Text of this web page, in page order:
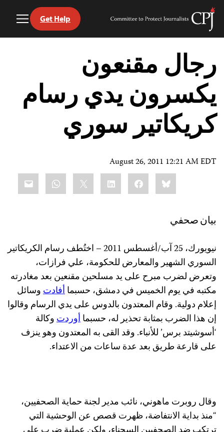
Skip
content
Committee
Journalists
Get Help
رجال مقنعون
يكسرون يدي رسام
كريكاتير سوري
August 26, 2011 12:21 AM EDT
Bluesky
Facebook
LinkedIn
بيان صحفي
نيويورك، 25 آب/أغسطس 2011 – اختُطف رسام الكريكاتير
السوري الشهير والمعارض للحكومة، علي فرازات،
وتعرض لضرب مبرح على يد مسلحين مقنعين بعد مغادرته
مكتبه في يوم الخميس في دمشق، حسبماأفادتوسائل
إعلام دولية. وقام المعتدون بالدوس على يدي الرسام وقالوا
إن هذا الضرب بمثابة تحذير له، حسبماأوردتوكالة
‘أسوشيتد برس’ للأنباء. وقد القى به المعتدون وهو ينزف
على قارعة طريق بعد عدة ساعات من الاعتداء.
وقال روبرت ماهوني، نائب مدير لجنة حماية الصحفيين،
“منذ بداية الانتفاضة، ظهرت قصص عن الوحشية التي